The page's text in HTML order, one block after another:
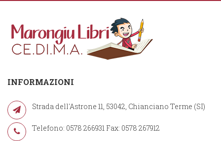
INFORMAZIONI
Strada dell'Astrone 11, 53042, Chianciano Terme (SI)
Telefono: 0578 266931 Fax: 0578 267912